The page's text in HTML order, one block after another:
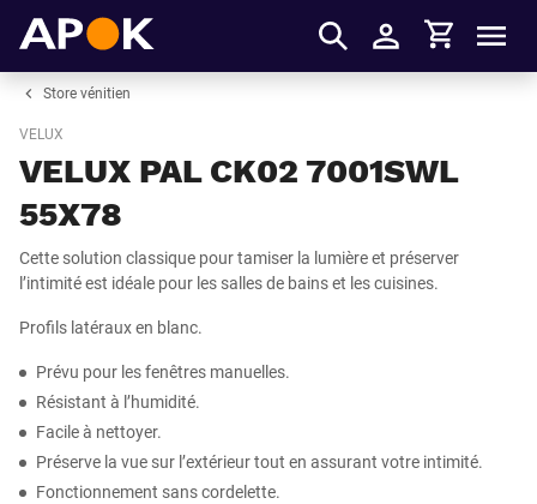
S'identifier
Panier
Store vénitien
VELUX
VELUX PAL CK02 7001SWL
55X78
Cette solution classique pour tamiser la lumière et préserver
l’intimité est idéale pour les salles de bains et les cuisines.
Profils latéraux en blanc.
Prévu pour les fenêtres manuelles.
Résistant à l’humidité.
Facile à nettoyer.
Préserve la vue sur l’extérieur tout en assurant votre intimité.
Fonctionnement sans cordelette.